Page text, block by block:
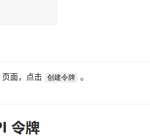
页面，点击 创建令牌 。